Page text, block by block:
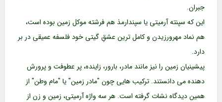
جبران.
این که سپنته آرمیتی یا سپندارمذ هم فرشته موکل زمین بوده است،
هم نماد مهرورزیدن و کامل ترین عشقِ گیتی خود فلسفه عمیقی در بر
دارد.
پیشینیان زمین را نیز مانند مادر، بارور، زاینده، پر عطوفت و پرورش
دهنده می دانستند. ترکیب هایی چون "مادر زمین" یا "مام وطن" از
همین دیدگاه نشات گرفته است. هر سه واژه آرمیتی، زمین و زن از